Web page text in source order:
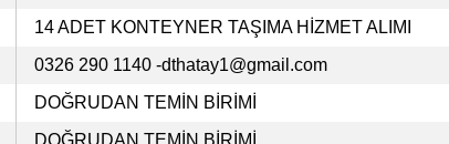
14 ADET KONTEYNER TAŞIMA HİZMET ALIMI
0326 290 1140 -dthatay1@gmail.com
DOĞRUDAN TEMİN BİRİMİ
DOĞRUDAN TEMİN BİRİMİ